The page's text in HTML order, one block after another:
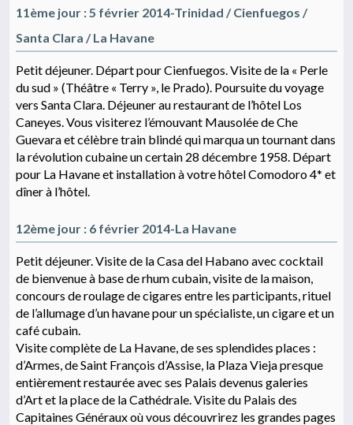
11ème jour : 5 février 2014-Trinidad / Cienfuegos /
Santa Clara / La Havane
Petit déjeuner. Départ pour Cienfuegos. Visite de la « Perle
du sud » (Théâtre « Terry », le Prado). Poursuite du voyage
vers Santa Clara. Déjeuner au restaurant de l’hôtel Los
Caneyes. Vous visiterez l’émouvant Mausolée de Che
Guevara et célèbre train blindé qui marqua un tournant dans
la révolution cubaine un certain 28 décembre 1958. Départ
pour La Havane et installation à votre hôtel Comodoro 4* et
dîner à l’hôtel.
12ème jour : 6 février 2014-La Havane
Petit déjeuner. Visite de la Casa del Habano avec cocktail
de bienvenue à base de rhum cubain, visite de la maison,
concours de roulage de cigares entre les participants, rituel
de l’allumage d’un havane pour un spécialiste, un cigare et un
café cubain.
Visite complète de La Havane, de ses splendides places :
d’Armes, de Saint François d’Assise, la Plaza Vieja presque
entièrement restaurée avec ses Palais devenus galeries
d’Art et la place de la Cathédrale. Visite du Palais des
Capitaines Généraux où vous découvrirez les grandes pages